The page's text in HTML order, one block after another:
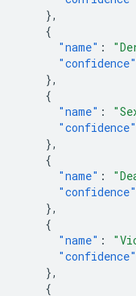
},
{
"name" :
"confidence"
},
{
"name" :
"confidence"
},
{
"name" :
"confidence"
},
{
"name" :
"confidence"
},
{